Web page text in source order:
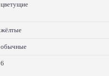
цветущие
жёлтые
обычные
6